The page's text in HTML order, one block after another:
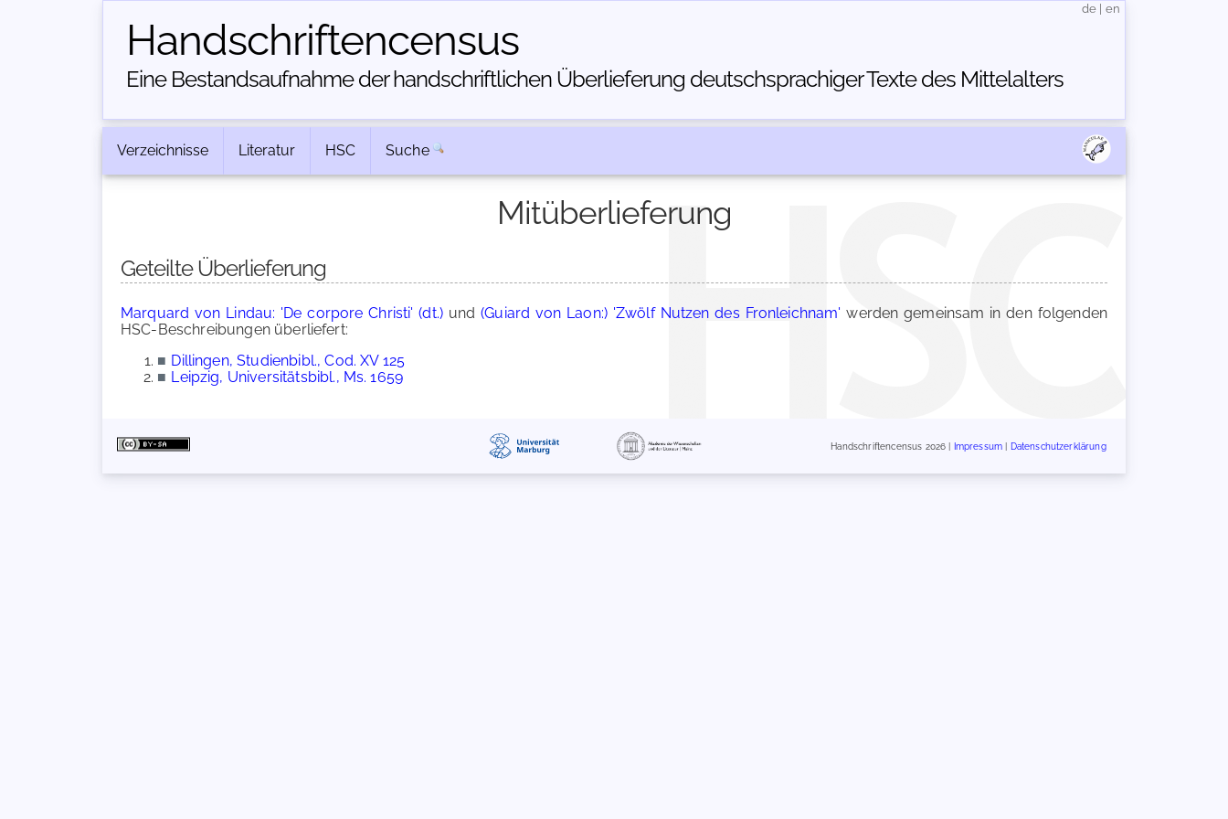
Handschriften­census
Eine Bestandsaufnahme der handschriftlichen Über­lieferung deutschsprachiger Texte des Mittelalters
de en
Verzeichnisse Literatur HSC Suche
Mitüberlieferung
Geteilte Überlieferung
Marquard von Lindau: 'De corpore Christi' (dt.) und(Guiard von Laon:) 'Zwölf Nutzen des Fronleichnam' werden gemeinsam in den folgenden
HSC-Beschreibungen überliefert:
■ Dillingen, Studienbibl., Cod. XV 125
■ Leipzig, Universitätsbibl., Ms. 1659
Handschriftencensus 2026 | Impressum Datenschutzerklärung